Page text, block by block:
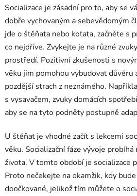
Socializace je zásadní pro to, aby se
dobře vychovaným a sebevědomým
jde o štěňata nebo koťata, začněte s
co nejdříve. Zvykejte je na různé
prostředí. Pozitivní zkušenosti s
věku jim pomohou vybudovat důvěru
pozdější strach z neznámého.
s vysavačem, zvuky domácích
aby se na tyto podněty postupně
U štěňat je vhodné začít s lekcemi
věku. Socializační fáze vývoje
života. V tomto období je socializace
Proto nečekejte na okamžik, kdy
doočkované, jelikož tím můžete o